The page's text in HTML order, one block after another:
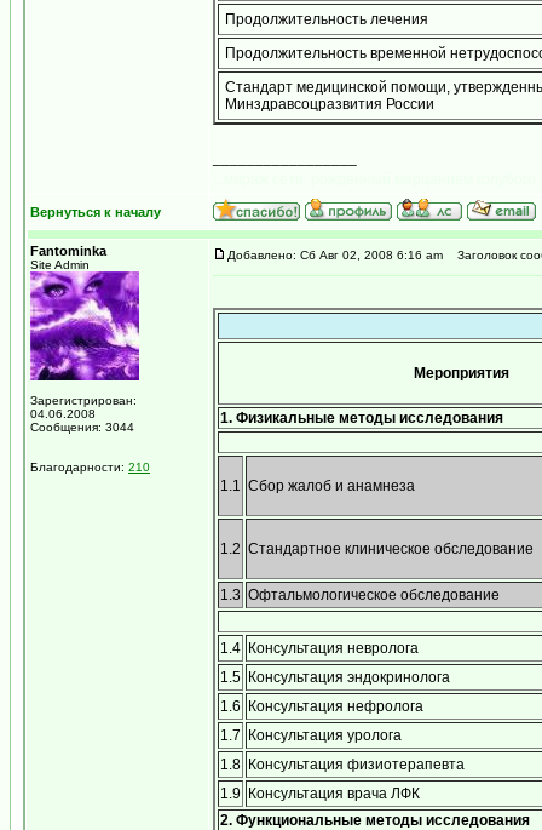
Продолжительность лечения
Продолжительность временной
Стандарт медицинской помощи,
Минздравсоцразвития России
Вернуться к началу
Fantominka
Site Admin
Зарегистрирован:
04.06.2008
Сообщения: 3044
Благодарности: 210
Добавлено: Сб Авг 02, 2008 6:16 am Заголовок
Мероприятия
1. Физикальные методы исследования
1.1 Сбор жалоб и анамнеза
1.2 Стандартное клиническое обследование
1.3 Офтальмологическое обследование
1.4 Консультация невролога
1.5 Консультация эндокринолога
1.6
Консультация нефролога
1.7
Консультация уролога
1.8 Консультация физиотерапевта
1.9 Консультация врача ЛФК
2. Функциональные методы исследования